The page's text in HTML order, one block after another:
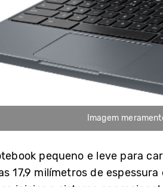
Imagem
pequeno e leve para
17,9 milímetros de